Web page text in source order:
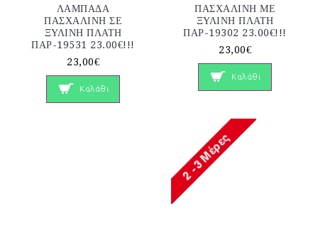
ΛΑΜΠΑΔΑ
ΠΑΣΧΑΛΙΝΗ ΣΕ
ΞΥΛΙΝΗ ΠΛΑΤΗ
ΠΑΡ-19531 23.00€!!!
23,00€
Καλάθι
ΠΑΣΧΑΛΙΝΗ ΜΕ
ΞΥΛΙΝΗ ΠΛΑΤΗ
ΠΑΡ-19302 23.00€!!!
23,00€
Καλάθι